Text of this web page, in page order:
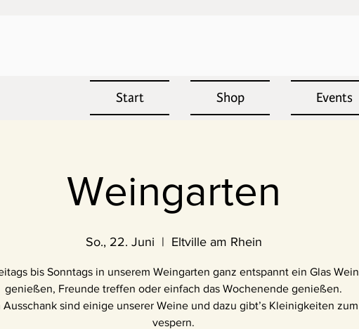
Start Shop Events
Weingarten
So., 22. Juni
  |
Eltville am Rhein
bis Sonntags in unserem Weingarten ganz entspannt ein Glas Wein
genießen, Freunde treffen oder einfach das Wochenende genießen.
Ausschank sind einige unserer Weine und dazu gibt’s Kleinigkeiten zum
vespern.